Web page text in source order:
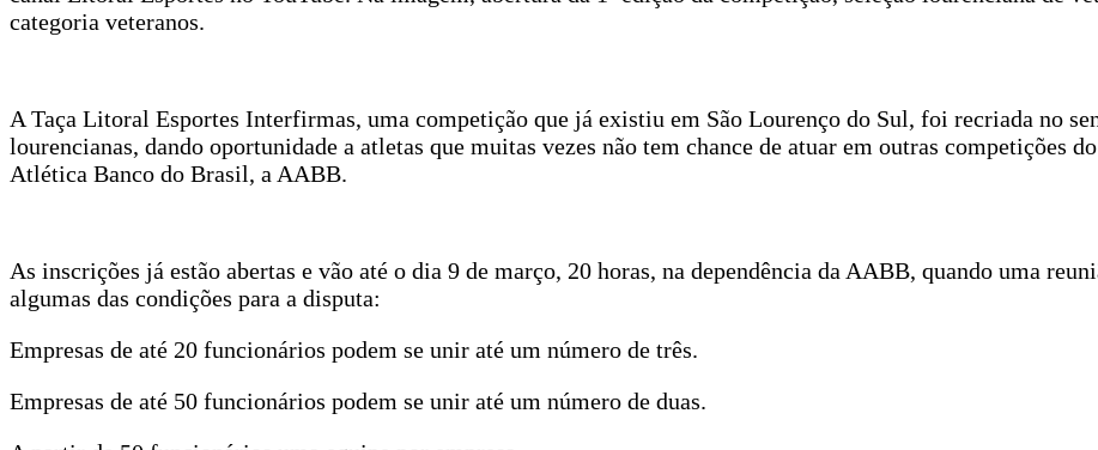
categoria veteranos.
A Taça Litoral Esportes Interfirmas, uma competição que já existiu em São Lourenço do Sul, foi recriada no
lourencianas, dando oportunidade a atletas que muitas vezes não tem chance de atuar em outras competições
Atlética Banco do Brasil, a AABB.
As inscrições já estão abertas e vão até o dia 9 de março, 20 horas, na dependência da AABB, quando uma
algumas das condições para a disputa:
Empresas de até 20 funcionários podem se unir até um número de três.
Empresas de até 50 funcionários podem se unir até um número de duas.